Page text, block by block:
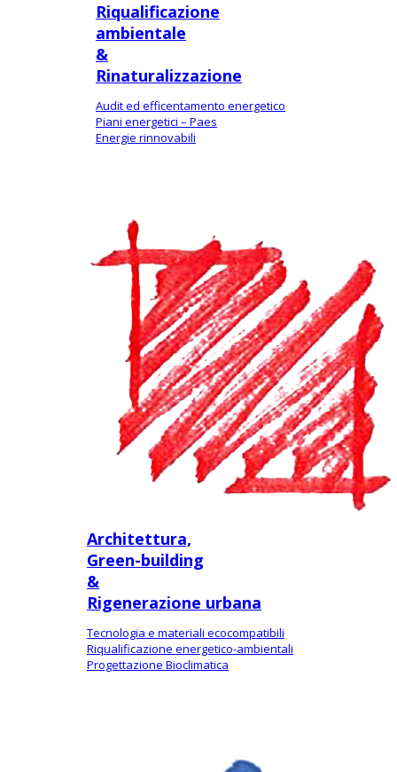
Riqualificazione
ambientale
&
Rinaturalizzazione
Audit ed efficentamento energetico
Piani energetici – Paes
Energie rinnovabili
Architettura,
Green-building
&
Rigenerazione urbana
Tecnologia e materiali ecocompatibili
Riqualificazione energetico-ambientali
Progettazione Bioclimatica